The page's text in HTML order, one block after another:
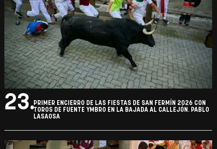
23.PRIMER ENCIERRO DE LAS FIESTAS DE SAN FERMÍN 2026 CON
TOROS DE FUENTE YMBRO EN LA BAJADA AL CALLEJÓN. PABLO
LASAOSA